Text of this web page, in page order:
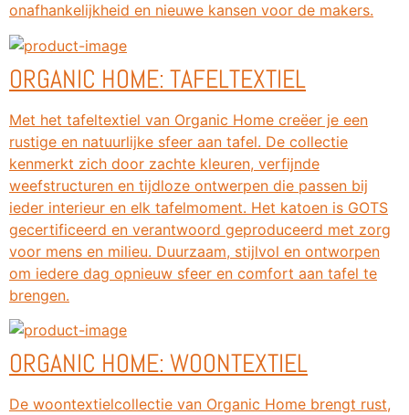
onafhankelijkheid en nieuwe kansen voor de makers.
ORGANIC HOME: TAFELTEXTIEL
Met het tafeltextiel van Organic Home creëer je een
rustige en natuurlijke sfeer aan tafel. De collectie
kenmerkt zich door zachte kleuren, verfijnde
weefstructuren en tijdloze ontwerpen die passen bij
ieder interieur en elk tafelmoment. Het katoen is GOTS
gecertificeerd en verantwoord geproduceerd met zorg
voor mens en milieu. Duurzaam, stijlvol en ontworpen
om iedere dag opnieuw sfeer en comfort aan tafel te
brengen.
ORGANIC HOME: WOONTEXTIEL
De woontextielcollectie van Organic Home brengt rust,